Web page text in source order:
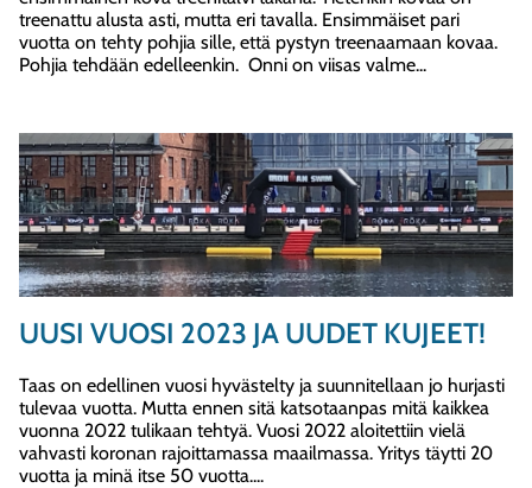
treenattu alusta asti, mutta eri tavalla. Ensimmäiset pari
vuotta on tehty pohjia sille, että pystyn treenaamaan kovaa.
Pohjia tehdään edelleenkin. Onni on viisas valme...
UUSI VUOSI 2023 JA UUDET KUJEET!
Taas on edellinen vuosi hyvästelty ja suunnitellaan jo hurjasti
tulevaa vuotta. Mutta ennen sitä katsotaanpas mitä kaikkea
vuonna 2022 tulikaan tehtyä. Vuosi 2022 aloitettiin vielä
vahvasti koronan rajoittamassa maailmassa. Yritys täytti 20
vuotta ja minä itse 50 vuotta....